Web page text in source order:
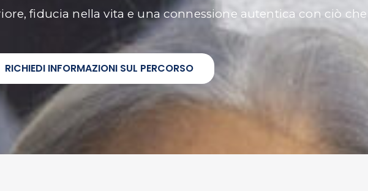
fiducia nella vita e una connessione autentica con ciò
RICHIEDI INFORMAZIONI SUL PERCORSO